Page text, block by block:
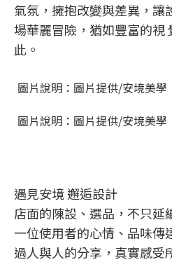
氣氛，擁抱改變與差異，讓
場華麗冒險，猶如豐富的視
此。
圖片說明：圖片提供/安境美學
圖片說明：圖片提供/安境美學
遇見安境 邂逅設計
店面的陳設、選品，不只延
一位使用者的心情、品味傳
過人與人的分享，真實感受